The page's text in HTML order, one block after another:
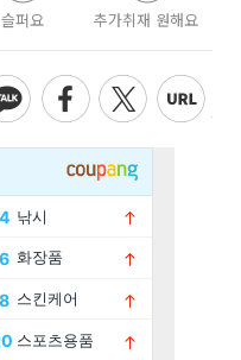
슬퍼요 추가취재 원해요